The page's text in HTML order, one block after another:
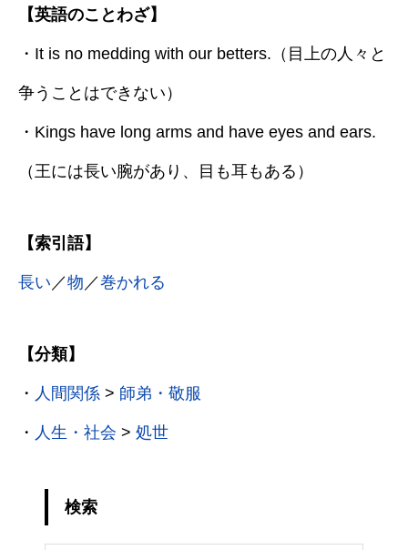
【英語のことわざ】
・It is no medding with our betters.（目上の人々と
争うことはできない）
・Kings have long arms and have eyes and ears.
（王には長い腕があり、目も耳もある）
【索引語】
長い ／物 ／巻かれる
【分類】
・ 人間関係 > 師弟・敬服
・ 人生・社会 > 処世
検索